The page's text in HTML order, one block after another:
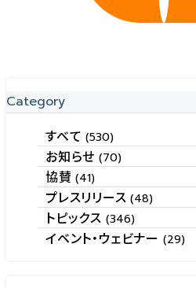
Category
すべて(530)
お知らせ (70)
協賛(41)
プレスリリース(48)
トピックス (346)
イベント・ウェビナー (29)